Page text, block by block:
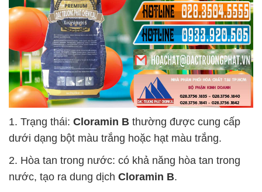
1. Trạng thái: Cloramin B thường được cung cấp
dưới dạng bột màu trắng hoặc hạt màu trắng.
2. Hòa tan trong nước: có khả năng hòa tan trong
nước, tạo ra dung dịch Cloramin B.